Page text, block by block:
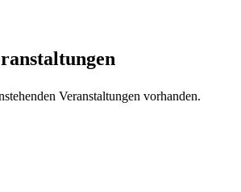
Veranstaltungen vorhanden.